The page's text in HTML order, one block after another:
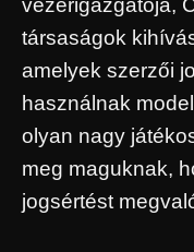
vezérigazgatója,
társaságok
amelyek szerzői
használnak
olyan nagy
meg maguknak,
jogsértést